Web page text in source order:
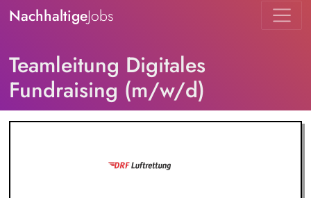
NachhaltigeJobs
Teamleitung Digitales
Fundraising (m/w/d)